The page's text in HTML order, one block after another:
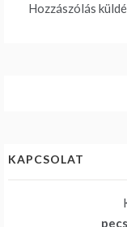
Hozzászólás
KAPCSOLAT